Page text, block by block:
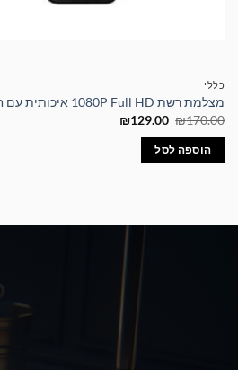
כללי
מצלמת רשת 1080P Full HD איכותית עם חיבור USB
₪170.00
המחיר
היה:
₪170.00.
₪129.00
הוספה לסל